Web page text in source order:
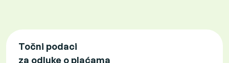
Točni podaci
za odluke o plaćama